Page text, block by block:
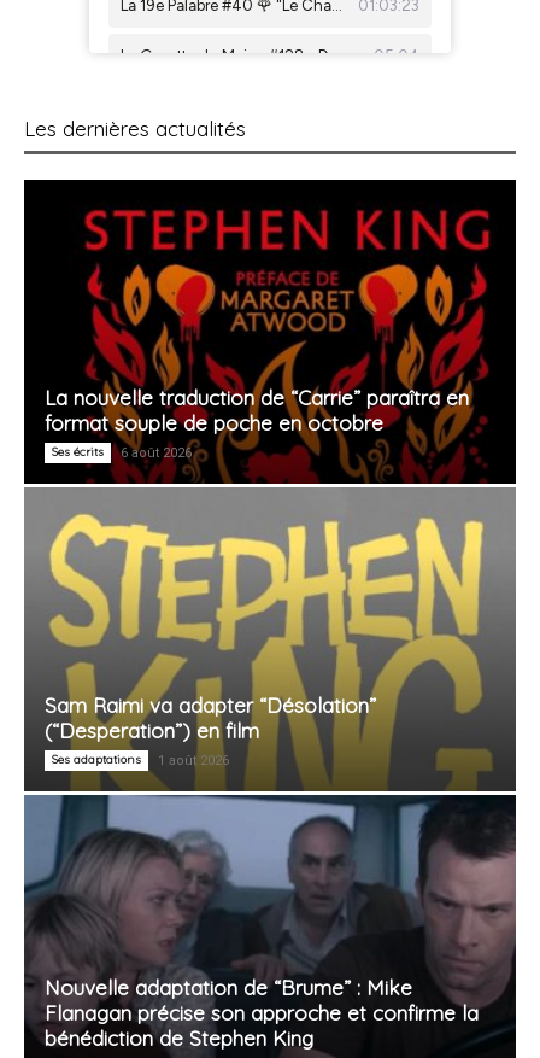
Les dernières actualités
La nouvelle traduction de “Carrie” paraîtra en
format souple de poche en octobre
Ses écrits 6 août 2026
Sam Raimi va adapter “Désolation”
(“Desperation”) en film
Ses adaptations 1 août 2026
Nouvelle adaptation de “Brume” : Mike
Flanagan précise son approche et confirme la
bénédiction de Stephen King